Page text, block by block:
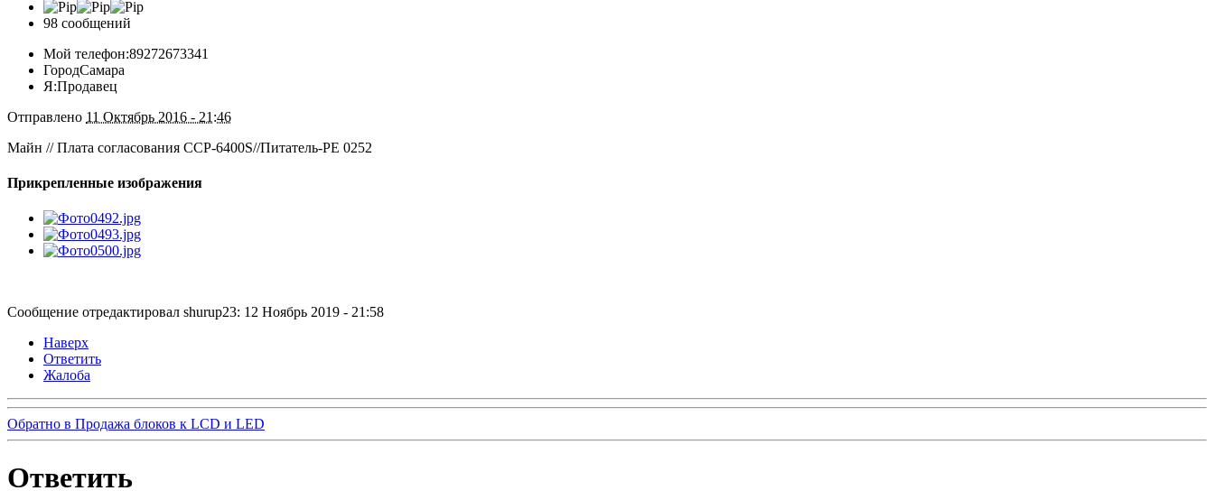
98 сообщений
Мой телефон:89272673341
ГородСамара
Я:Продавец
Отправлено 11 Октябрь 2016 - 21:46
Майн // Плата согласования CCP-6400S//Питатель-PE 0252
Прикрепленные изображения
Сообщение отредактировал shurup23: 12 Ноябрь 2019 - 21:58
Наверх
Ответить
Жалоба
Обратно в Продажа блоков к LCD и LED
Ответить